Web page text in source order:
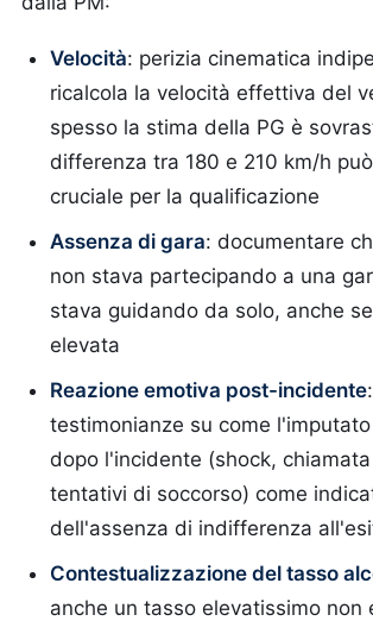
Velocità: perizia cinematica
ricalcola la velocità effettiva del
spesso la stima della PG è
differenza tra 180 e 210 km/h
cruciale per la qualificazione
Assenza di gara: documentare
non stava partecipando a una
stava guidando da solo, anche
elevata
Reazione emotiva post-incidente:
testimonianze su come
dopo l'incidente (shock, chiamata
tentativi di soccorso) come
dell'assenza di indifferenza
Contestualizzazione del tasso
anche un tasso elevatissimo non